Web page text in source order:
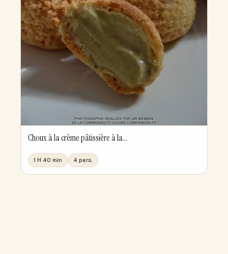
Choux à la crème pâtissière à la...
1 H 40 min 4 pers.